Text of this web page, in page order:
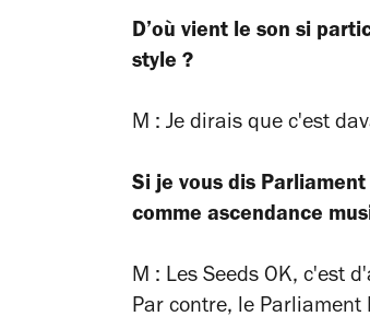
D’où vient le son si
style ?
M : Je dirais que c'est
Si je vous dis
comme ascendance
M : Les Seeds OK, c'est
Par contre, le Parliament